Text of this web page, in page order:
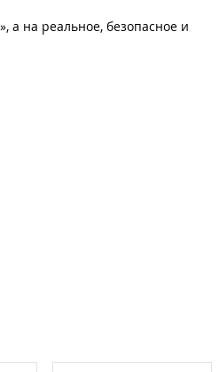
а на реальное, безопасное и